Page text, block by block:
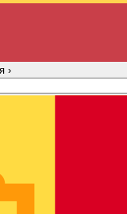
›